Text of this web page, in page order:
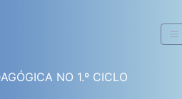
NO 1.º CICLO